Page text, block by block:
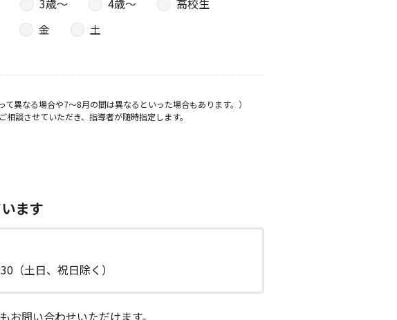
3歳〜 4歳〜
高校生
金
土
異なる場合や7～8月の間は異なるといった場合もあります。）
談させていただき、指導者が随時指定します。
ます
（土日、祝日除く）
問い合わせいただけます。